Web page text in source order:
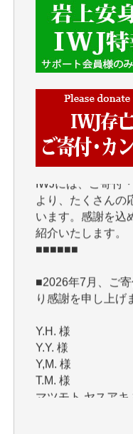
■■■■■■
IWJには、ご寄付
紹介いたします。
■■■■■■
■2026年7月、ご
Y.H. 様
Y.Y. 様
Y,M. 様
T.M. 様
マツモト ヤスアキ
マシオン 恵美香 様
岩井 祐子 様